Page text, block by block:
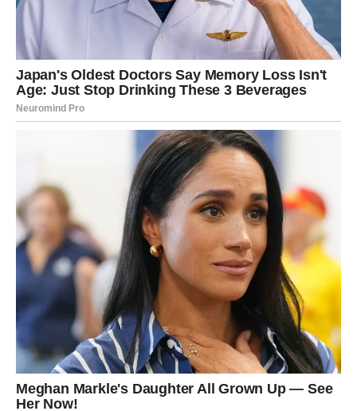
Posebno je naglašen uticaj osobe koja će imati važnu
ulogu u narednim danima.
To može biti prijatelj.
Ili neko koga tek upoznajete.
Ta osoba mogla bi vam dati ideju, podršku ili priliku koja
će pokrenuti niz pozitivnih događaja.
Zato nemojte zanemariti nove razgovore i poznanstva.
FINANSIJSKA SITUACIJA
POČINJE IZGLEDATI BOLJE